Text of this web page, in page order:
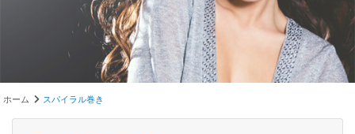
ホーム スパイラル巻き